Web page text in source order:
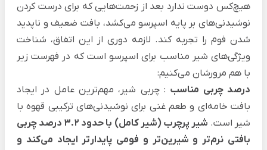
هیچ‌کس دوست ندارد بعد از زحمت‌هایی که برای درست کردن
نوشیدنی‌های بر پایه اسپرسومی‌کشد، بافت ضعیف و ناپدید
شدن فوم را تجربه‌ کند. لازمه دوری از این اتفاق، شناخت
ویژگی‌های شیر مناسب برای اسپرسو است که در فهرست زیر
با هم مرورشان می‌کنیم:
درصد چربی مناسب : چربی شیر، مهم‌ترین عامل در ایجاد
بافت خامه‌ای و طعم غنی برای نوشیدنی‌های ترکیبی قهوه‌ با
شیر است.
شیر پرچرب (شیر کامل) با حدود ۳.۲ درصد چربی
بافتی نرم‌تر و شیرین‌تر و فومی پایدارتر ایجاد می‌کند و